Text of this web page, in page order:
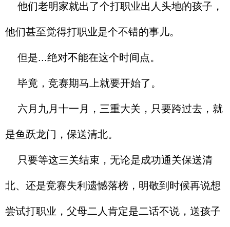
他们老明家就出了个打职业出人头地的孩子，
他们甚至觉得打职业是个不错的事儿。
但是...绝对不能在这个时间点。
毕竟，竞赛期马上就要开始了。
六月九月十一月，三重大关，只要跨过去，就
是鱼跃龙门，保送清北。
只要等这三关结束，无论是成功通关保送清
北、还是竞赛失利遗憾落榜，明敬到时候再说想
尝试打职业，父母二人肯定是二话不说，送孩子